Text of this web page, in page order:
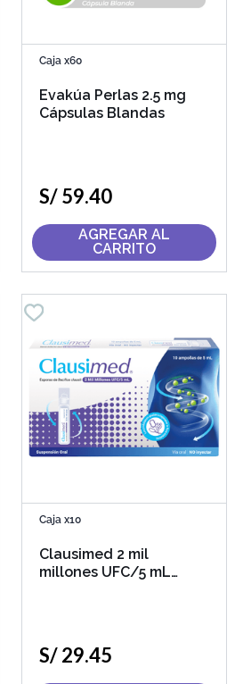
Caja x60
Evakúa Perlas 2.5 mg
Cápsulas Blandas
S/59.40
AGREGAR AL
CARRITO
Caja x10
Clausimed 2 mil
millones UFC/5 mL
S/29.45